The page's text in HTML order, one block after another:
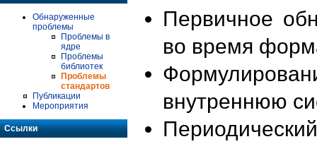
Обнаруженные
проблемы
Проблемы в
ядре
Проблемы
библиотек
Проблемы
стандартов
Публикации
Мероприятия
Ссылки
Первичное
во время
внутреннюю